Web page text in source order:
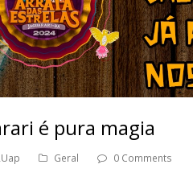
é pura magia
Geral 0 Comments